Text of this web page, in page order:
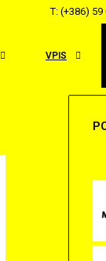
T: (+386) 59
VPIS